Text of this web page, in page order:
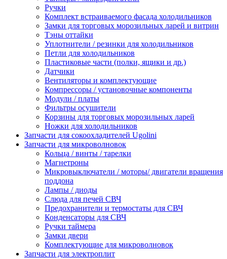
Ручки
Комплект встраиваемого фасада холодильников
Замки для торговых морозильных ларей и витрин
Тэны оттайки
Уплотнители / резинки для холодильников
Петли для холодильников
Пластиковые части (полки, ящики и др.)
Датчики
Вентиляторы и комплектующие
Компрессоры / установочные компоненты
Модули / платы
Фильтры осушители
Корзины для торговых морозильных ларей
Ножки для холодильников
Запчасти для сокоохладителей Ugolini
Запчасти для микроволновок
Кольца / винты / тарелки
Магнетроны
Микровыключатели / моторы/ двигатели вращения
поддона
Лампы / диоды
Слюда для печей СВЧ
Предохранители и термостаты для СВЧ
Конденсаторы для СВЧ
Ручки таймера
Замки двери
Комплектующие для микроволновок
Запчасти для электроплит